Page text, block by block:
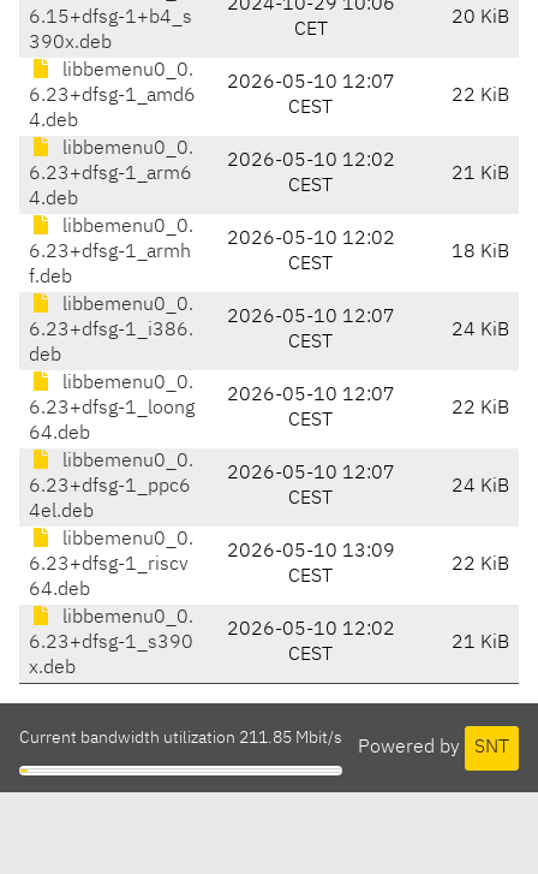
6.15+dfsg-1+b4_s
390x.deb
2024-10-29 10:06
CET
20 KiB
libbemenu0_0.
6.23+dfsg-1_amd6
4.deb
2026-05-10 12:07
CEST
22 KiB
libbemenu0_0.
6.23+dfsg-1_arm6
4.deb
2026-05-10 12:02
CEST
21 KiB
libbemenu0_0.
6.23+dfsg-1_armh
f.deb
2026-05-10 12:02
CEST
18 KiB
libbemenu0_0.
6.23+dfsg-1_i386.
deb
2026-05-10 12:07
CEST
24 KiB
libbemenu0_0.
6.23+dfsg-1_loong
64.deb
2026-05-10 12:07
CEST
22 KiB
libbemenu0_0.
6.23+dfsg-1_ppc6
4el.deb
2026-05-10 12:07
CEST
24 KiB
libbemenu0_0.
6.23+dfsg-1_riscv
64.deb
2026-05-10 13:09
CEST
22 KiB
libbemenu0_0.
6.23+dfsg-1_s390
x.deb
2026-05-10 12:02
CEST
21 KiB
Powered by SNT
Current bandwidth utilization 211.85 Mbit/s